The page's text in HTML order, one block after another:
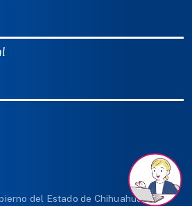
del Estado de Chihuahua